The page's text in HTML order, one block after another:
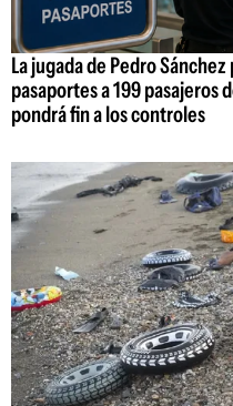
La jugada de Pedro
pasaportes a 199 pasajeros
pondrá fin a los controles